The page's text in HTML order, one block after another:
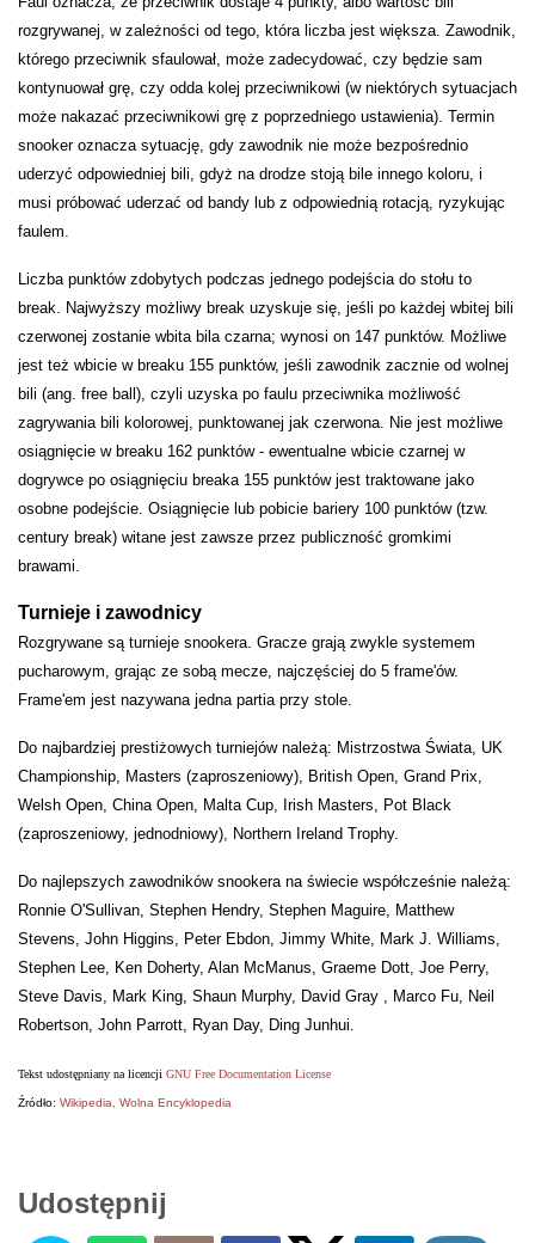
rozgrywanej, w zależności od tego, która liczba jest większa. Zawodnik,
którego przeciwnik sfaulował, może zadecydować, czy będzie sam
kontynuował grę, czy odda kolej przeciwnikowi (w niektórych sytuacjach
może nakazać przeciwnikowi grę z poprzedniego ustawienia). Termin
snooker oznacza sytuację, gdy zawodnik nie może bezpośrednio
uderzyć odpowiedniej bili, gdyż na drodze stoją bile innego koloru, i
musi próbować uderzać od bandy lub z odpowiednią rotacją, ryzykując
faulem.
Liczba punktów zdobytych podczas jednego podejścia do stołu to
break. Najwyższy możliwy break uzyskuje się, jeśli po każdej wbitej bili
czerwonej zostanie wbita bila czarna; wynosi on 147 punktów. Możliwe
jest też wbicie w breaku 155 punktów, jeśli zawodnik zacznie od wolnej
bili (ang. free ball), czyli uzyska po faulu przeciwnika możliwość
zagrywania bili kolorowej, punktowanej jak czerwona. Nie jest możliwe
osiągnięcie w breaku 162 punktów - ewentualne wbicie czarnej w
dogrywce po osiągnięciu breaka 155 punktów jest traktowane jako
osobne podejście. Osiągnięcie lub pobicie bariery 100 punktów (tzw.
century break) witane jest zawsze przez publiczność gromkimi
brawami.
Turnieje i zawodnicy
Rozgrywane są turnieje snookera. Gracze grają zwykle systemem
pucharowym, grając ze sobą mecze, najczęściej do 5 frame'ów.
Frame'em jest nazywana jedna partia przy stole.
Do najbardziej prestiżowych turniejów należą: Mistrzostwa Świata, UK
Championship, Masters (zaproszeniowy), British Open, Grand Prix,
Welsh Open, China Open, Malta Cup, Irish Masters, Pot Black
(zaproszeniowy, jednodniowy), Northern Ireland Trophy.
Do najlepszych zawodników snookera na świecie współcześnie należą:
Ronnie O'Sullivan, Stephen Hendry, Stephen Maguire, Matthew
Stevens, John Higgins, Peter Ebdon, Jimmy White, Mark J. Williams,
Stephen Lee, Ken Doherty, Alan McManus, Graeme Dott, Joe Perry,
Steve Davis, Mark King, Shaun Murphy, David Gray , Marco Fu, Neil
Robertson, John Parrott, Ryan Day, Ding Junhui.
Tekst udostępniany na licencji GNU Free Documentation License
Źródło: Wikipedia, Wolna Encyklopedia
Udostępnij